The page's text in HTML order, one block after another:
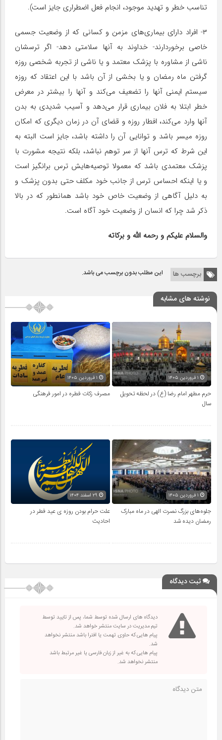
تناسب خطر و تهدید موجود، انجام فعل اضطراری جایز است).
۳- افراد دارای بیماری‌‌‌های مزمن و کسانی که از وضعیت جسمی
خاصی برخوردارند- خداوند به آنها سلامتی دهد- اگر ترسشان
ناشی از مشاوره با پزشک معتمد و یا ناشی از تجربه شخصی روزه
گرفتن ماه رمضان و یا بخشی از آن باشد با این اعتقاد که روزه
سیستم ایمنی آنها را تضعیف می‌کند و آنها را بیشتر در معرض
خطر ابتلا به فلان بیماری قرار می‌دهد و آسیب شدیدی به بدن
آنها وارد می‌کند، افطار روزه و قضای آن در زمان دیگری که امکان
روزه میسر باشد و توانایی آن را داشته باشد، جایز است البته به
این شرط که ترس آنها از سر توهم نباشد، بلکه نتیجه مشورت با
پزشک معتمدی باشد که معمولا توصیه‌‌‌هایش ترس برانگیز است
و یا اینکه احساس ترس از جانب خود مکلف حتی بدون پزشک و
به دلیل آگاهی از وضعیت خاص خود باشد همانطور که در بالا
ذکر شد چرا که انسان از وضعیت خود آگاه است.
والسلام علیکم و رحمه الله و برکاته
برچسب ها این مطلب بدون برچسب می باشد.
نوشته های مشابه
حرم مطهر امام رضا (ع) در لحظه تحویل
سال
مصرف زکات فطره در امور فرهنگی
جلوه‌های بزرگ نصرت الهی در ماه مبارک
رمضان دیده شد
علت حرام بودن روزه ی عید فطر در
احادیث
ثبت دیدگاه
دیدگاه های ارسال شده توسط شما، پس از تایید توسط
تیم مدیریت در سایت منتشر خواهد شد.
پیام هایی که حاوی تهمت یا افترا باشد منتشر نخواهد
شد.
پیام هایی که به غیر از زبان فارسی یا غیر مرتبط باشد
منتشر نخواهد شد.